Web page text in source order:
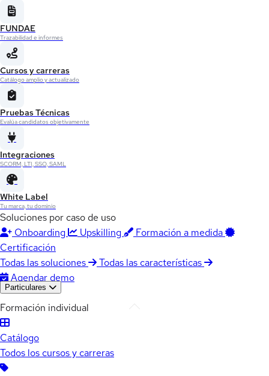
FUNDAE
Trazabilidad e informes
Cursos y carreras
Catálogo amplio y actualizado
Pruebas Técnicas
Evalúa candidatos objetivamente
Integraciones
SCORM, LTI, SSO, SAML
White Label
Tu marca, tu dominio
Soluciones por caso de uso
Onboarding
Upskilling
Formación a medida
Certificación
Todas las soluciones
Todas las características
Agendar demo
Particulares
Formación individual
Catálogo
Todos los cursos y carreras